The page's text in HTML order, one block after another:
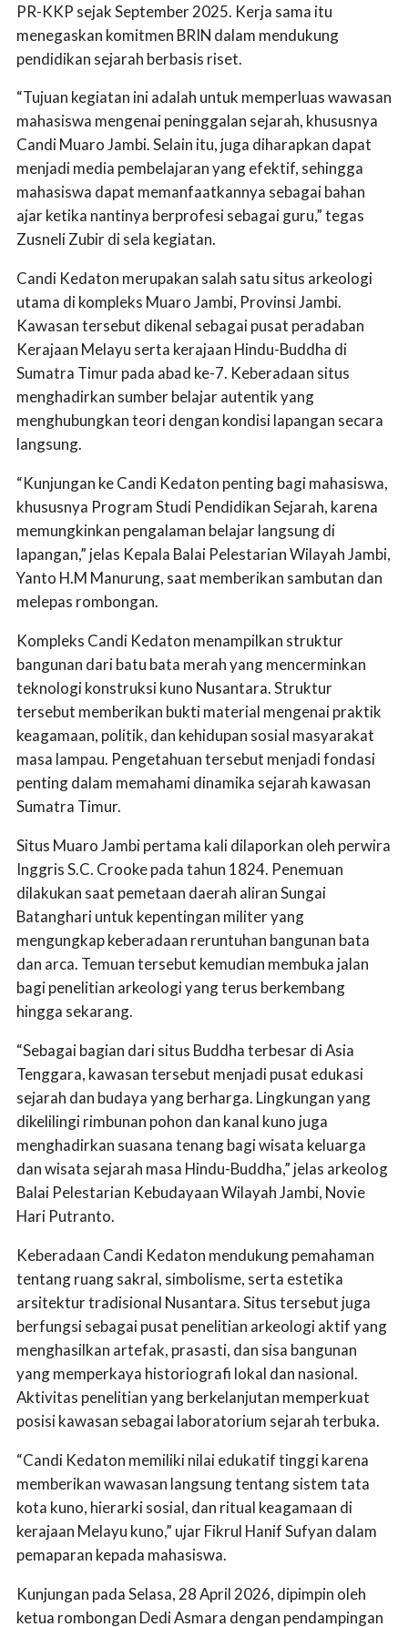
PR-KKP sejak September 2025. Kerja sama itu
menegaskan komitmen BRIN dalam mendukung
pendidikan sejarah berbasis riset.
“Tujuan kegiatan ini adalah untuk memperluas wawasan
mahasiswa mengenai peninggalan sejarah, khususnya
Candi Muaro Jambi. Selain itu, juga diharapkan dapat
menjadi media pembelajaran yang efektif, sehingga
mahasiswa dapat memanfaatkannya sebagai bahan
ajar ketika nantinya berprofesi sebagai guru,” tegas
Zusneli Zubir di sela kegiatan.
Candi Kedaton merupakan salah satu situs arkeologi
utama di kompleks Muaro Jambi, Provinsi Jambi.
Kawasan tersebut dikenal sebagai pusat peradaban
Kerajaan Melayu serta kerajaan Hindu-Buddha di
Sumatra Timur pada abad ke-7. Keberadaan situs
menghadirkan sumber belajar autentik yang
menghubungkan teori dengan kondisi lapangan secara
langsung.
“Kunjungan ke Candi Kedaton penting bagi mahasiswa,
khususnya Program Studi Pendidikan Sejarah, karena
memungkinkan pengalaman belajar langsung di
lapangan,” jelas Kepala Balai Pelestarian Wilayah Jambi,
Yanto H.M Manurung, saat memberikan sambutan dan
melepas rombongan.
Kompleks Candi Kedaton menampilkan struktur
bangunan dari batu bata merah yang mencerminkan
teknologi konstruksi kuno Nusantara. Struktur
tersebut memberikan bukti material mengenai praktik
keagamaan, politik, dan kehidupan sosial masyarakat
masa lampau. Pengetahuan tersebut menjadi fondasi
penting dalam memahami dinamika sejarah kawasan
Sumatra Timur.
Situs Muaro Jambi pertama kali dilaporkan oleh perwira
Inggris S.C. Crooke pada tahun 1824. Penemuan
dilakukan saat pemetaan daerah aliran Sungai
Batanghari untuk kepentingan militer yang
mengungkap keberadaan reruntuhan bangunan bata
dan arca. Temuan tersebut kemudian membuka jalan
bagi penelitian arkeologi yang terus berkembang
hingga sekarang.
“Sebagai bagian dari situs Buddha terbesar di Asia
Tenggara, kawasan tersebut menjadi pusat edukasi
sejarah dan budaya yang berharga. Lingkungan yang
dikelilingi rimbunan pohon dan kanal kuno juga
menghadirkan suasana tenang bagi wisata keluarga
dan wisata sejarah masa Hindu-Buddha,” jelas arkeolog
Balai Pelestarian Kebudayaan Wilayah Jambi, Novie
Hari Putranto.
Keberadaan Candi Kedaton mendukung pemahaman
tentang ruang sakral, simbolisme, serta estetika
arsitektur tradisional Nusantara. Situs tersebut juga
berfungsi sebagai pusat penelitian arkeologi aktif yang
menghasilkan artefak, prasasti, dan sisa bangunan
yang memperkaya historiografi lokal dan nasional.
Aktivitas penelitian yang berkelanjutan memperkuat
posisi kawasan sebagai laboratorium sejarah terbuka.
“Candi Kedaton memiliki nilai edukatif tinggi karena
memberikan wawasan langsung tentang sistem tata
kota kuno, hierarki sosial, dan ritual keagamaan di
kerajaan Melayu kuno,” ujar Fikrul Hanif Sufyan dalam
pemaparan kepada mahasiswa.
Kunjungan pada Selasa, 28 April 2026, dipimpin oleh
ketua rombongan Dedi Asmara dengan pendampingan